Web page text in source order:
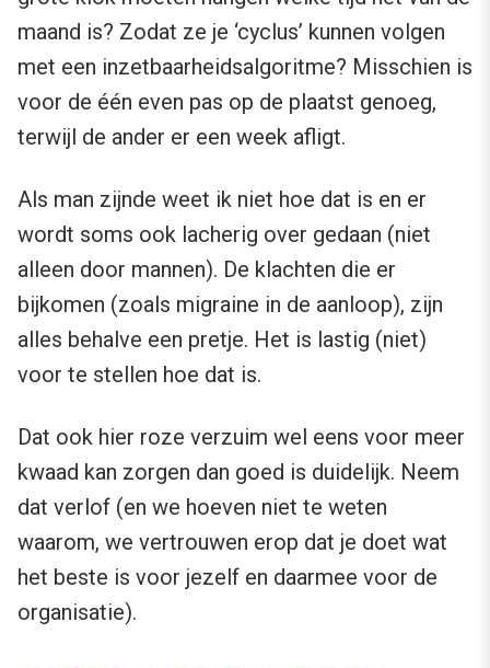
maand is? Zodat ze je ‘cyclus’ kunnen volgen
met een inzetbaarheidsalgoritme? Misschien is
voor de één even pas op de plaatst genoeg,
terwijl de ander er een week afligt.
Als man zijnde weet ik niet hoe dat is en er
wordt soms ook lacherig over gedaan (niet
alleen door mannen). De klachten die er
bijkomen (zoals migraine in de aanloop), zijn
alles behalve een pretje. Het is lastig (niet)
voor te stellen hoe dat is.
Dat ook hier roze verzuim wel eens voor meer
kwaad kan zorgen dan goed is duidelijk. Neem
dat verlof (en we hoeven niet te weten
waarom, we vertrouwen erop dat je doet wat
het beste is voor jezelf en daarmee voor de
organisatie).